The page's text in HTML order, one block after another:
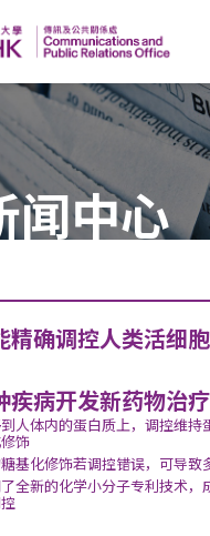
闻中心
精确调控人类活细
疾病开发新药物治疗
人体内的蛋白质上，调控维持
饰
基化修饰若调控错误，可导致
全新的化学小分子专利技术，